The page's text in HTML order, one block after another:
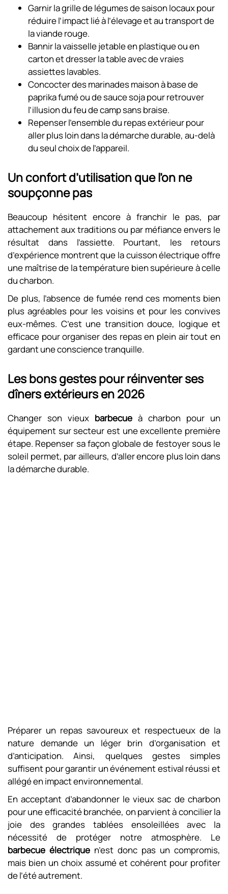
Garnir la grille de légumes de saison locaux pour
réduire l’impact lié à l’élevage et au transport de
la viande rouge.
Bannir la vaisselle jetable en plastique ou en
carton et dresser la table avec de vraies
assiettes lavables.
Concocter des marinades maison à base de
paprika fumé ou de sauce soja pour retrouver
l’illusion du feu de camp sans braise.
Repenser l’ensemble du repas extérieur pour
aller plus loin dans la démarche durable, au-delà
du seul choix de l’appareil.
Un confort d’utilisation que l’on ne
soupçonne pas
Beaucoup hésitent encore à franchir le pas, par
attachement aux traditions ou par méfiance envers le
résultat dans l’assiette. Pourtant, les retours
d’expérience montrent que la cuisson électrique offre
une maîtrise de la température bien supérieure à celle
du charbon.
De plus, l’absence de fumée rend ces moments bien
plus agréables pour les voisins et pour les convives
eux-mêmes. C’est une transition douce, logique et
efficace pour organiser des repas en plein air tout en
gardant une conscience tranquille.
Les bons gestes pour réinventer ses
dîners extérieurs en 2026
Changer son vieux barbecue à charbon pour un
équipement sur secteur est une excellente première
étape. Repenser sa façon globale de festoyer sous le
soleil permet, par ailleurs, d’aller encore plus loin dans
la démarche durable.
Préparer un repas savoureux et respectueux de la
nature demande un léger brin d’organisation et
d’anticipation. Ainsi, quelques gestes simples
suffisent pour garantir un événement estival réussi et
allégé en impact environnemental.
En acceptant d’abandonner le vieux sac de charbon
pour une efficacité branchée, on parvient à concilier la
joie des grandes tablées ensoleillées avec la
nécessité de protéger notre atmosphère. Le
barbecue électrique n’est donc pas un compromis,
mais bien un choix assumé et cohérent pour profiter
de l’été autrement.